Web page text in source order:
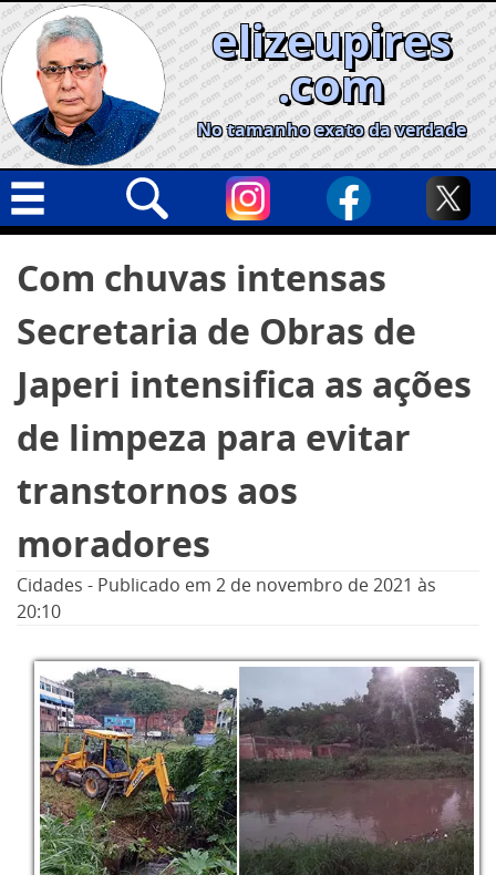
Skip
to
content
elizeupires
.com
No tamanho exato da verdade
Geral
Cidades
Política
Nacional
Opinião
Informe especial
por:
Com chuvas intensas
Secretaria de Obras de
Japeri intensifica as ações
de limpeza para evitar
transtornos aos
moradores
Cidades - Publicado em 2 de novembro de 2021 às
20:10